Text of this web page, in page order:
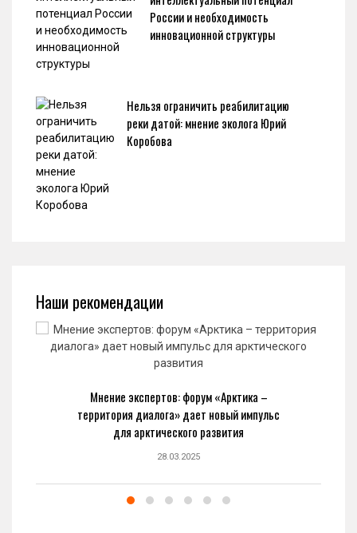
России и необходимость
инновационной структуры
Нельзя ограничить реабилитацию
реки датой: мнение эколога Юрий
Коробова
Наши рекомендации
Мнение экспертов: форум «Арктика –
территория диалога» дает новый импульс
для арктического развития
28.03.2025